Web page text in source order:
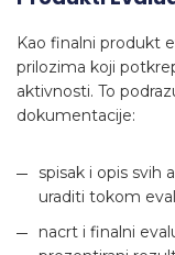
Kao finalni produkt
prilozima koji
aktivnosti. To
dokumentacije:
spisak i opis svih
uraditi tokom
nacrt i finalni